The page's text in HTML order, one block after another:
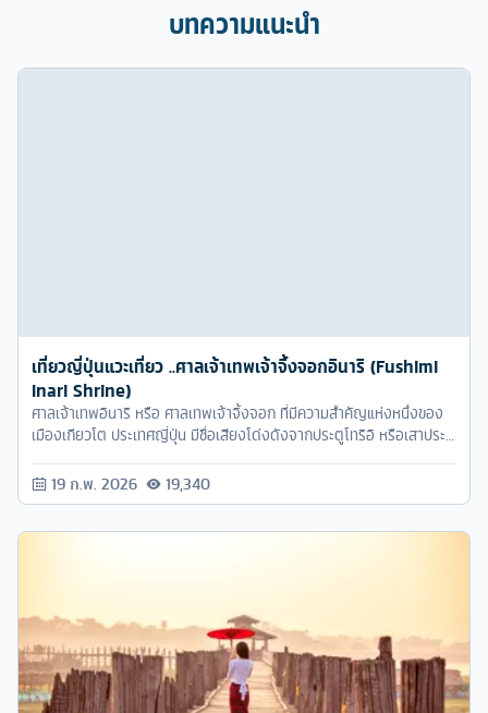
บทความแนะนำ
เที่ยวญี่ปุ่นแวะเที่ยว ..ศาลเจ้าเทพเจ้าจิ้งจอกอินาริ (Fushimi
Inari Shrine)
ศาลเจ้าเทพอินาริ หรือ ศาลเทพเจ้าจิ้งจอก ที่มีความสำคัญแห่งหนึ่งของ
เมืองเกียวโต ประเทศญี่ปุ่น มีชื่อเสียงโด่งดังจากประตูโทริอิ หรือเสาประตู
สีแดงที่เรียงตัวกัน อย่างสวยงาม เป็นอีกสถานที่เที่ยวญี่ปุ่นอีกแห่งหนึ่งที่
ควรไปให้ได้สักครั้ง ...
19 ก.พ. 2026 19,340